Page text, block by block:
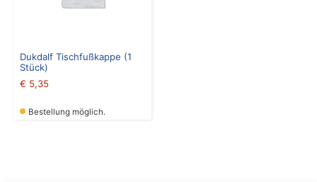
Dukdalf Tischfußkappe (1
Stück)
€ 5,35
Bestellung möglich.